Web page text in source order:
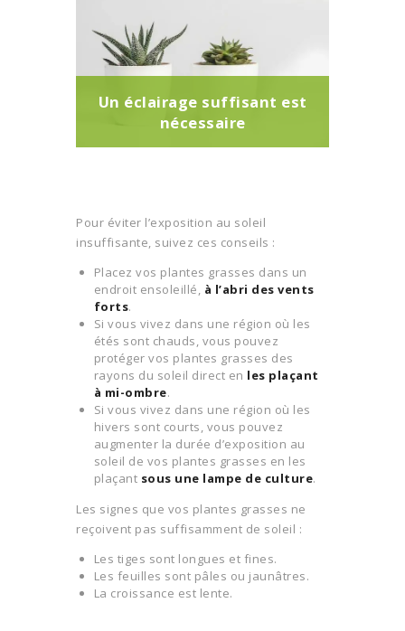
Un éclairage suffisant est
nécessaire
Pour éviter l’exposition au soleil
insuffisante, suivez ces conseils :
Placez vos plantes grasses dans un
endroit ensoleillé, à l’abri des vents
forts.
Si vous vivez dans une région où les
étés sont chauds, vous pouvez
protéger vos plantes grasses des
rayons du soleil direct en les plaçant
à mi-ombre.
Si vous vivez dans une région où les
hivers sont courts, vous pouvez
augmenter la durée d’exposition au
soleil de vos plantes grasses en les
plaçant sous une lampe de culture.
Les signes que vos plantes grasses ne
reçoivent pas suffisamment de soleil :
Les tiges sont longues et fines.
Les feuilles sont pâles ou jaunâtres.
La croissance est lente.